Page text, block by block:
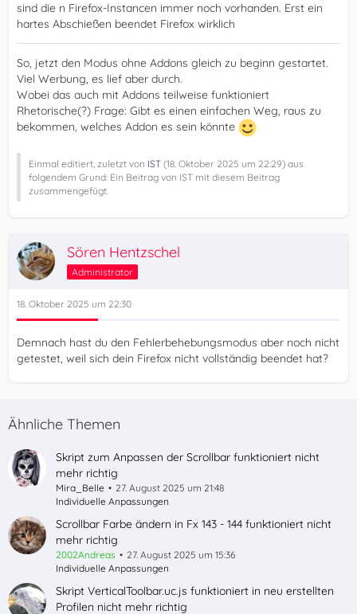
sind die n Firefox-Instancen immer noch vorhanden. Erst ein
hartes Abschießen beendet Firefox wirklich
So, jetzt den Modus ohne Addons gleich zu beginn gestartet.
Viel Werbung, es lief aber durch.
Wobei das auch mit Addons teilweise funktioniert
Rhetorische(?) Frage: Gibt es einen einfachen Weg, raus zu
bekommen, welches Addon es sein könnte
Einmal editiert, zuletzt von IST (18. Oktober 2025 um 22:29) aus
folgendem Grund: Ein Beitrag von IST mit diesem Beitrag
zusammengefügt.
Sören Hentzschel
Administrator
18. Oktober 2025 um 22:30
Demnach hast du den Fehlerbehebungsmodus aber noch nicht
getestet, weil sich dein Firefox nicht vollständig beendet hat?
Ähnliche Themen
Skript zum Anpassen der Scrollbar funktioniert nicht
mehr richtig
Mira_Belle
27. August 2025 um 21:48
Individuelle Anpassungen
Scrollbar Farbe ändern in Fx 143 - 144 funktioniert nicht
mehr richtig
2002Andreas
27. August 2025 um 15:36
Individuelle Anpassungen
Skript VerticalToolbar.uc.js funktioniert in neu erstellten
Profilen nicht mehr richtig